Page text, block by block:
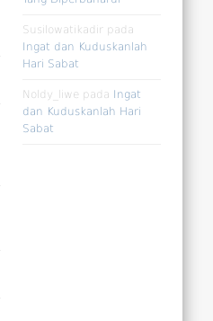
Susilowatikadir pada
Ingat dan Kuduskanlah
Hari Sabat
Noldy_liwe pada Ingat
dan Kuduskanlah Hari
Sabat